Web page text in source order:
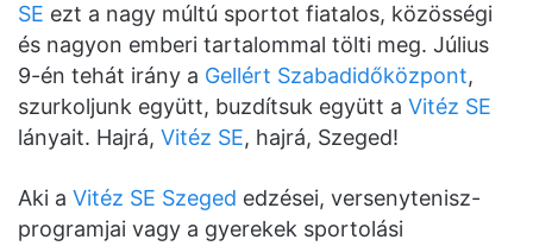
SE ezt a nagy múltú sportot fiatalos, közösségi
és nagyon emberi tartalommal tölti meg. Július
9-én tehát irány a Gellért Szabadidőközpont,
szurkoljunk együtt, buzdítsuk együtt a Vitéz SE
lányait. Hajrá, Vitéz SE, hajrá, Szeged!
Aki a Vitéz SE Szeged edzései, versenytenisz-
programjai vagy a gyerekek sportolási